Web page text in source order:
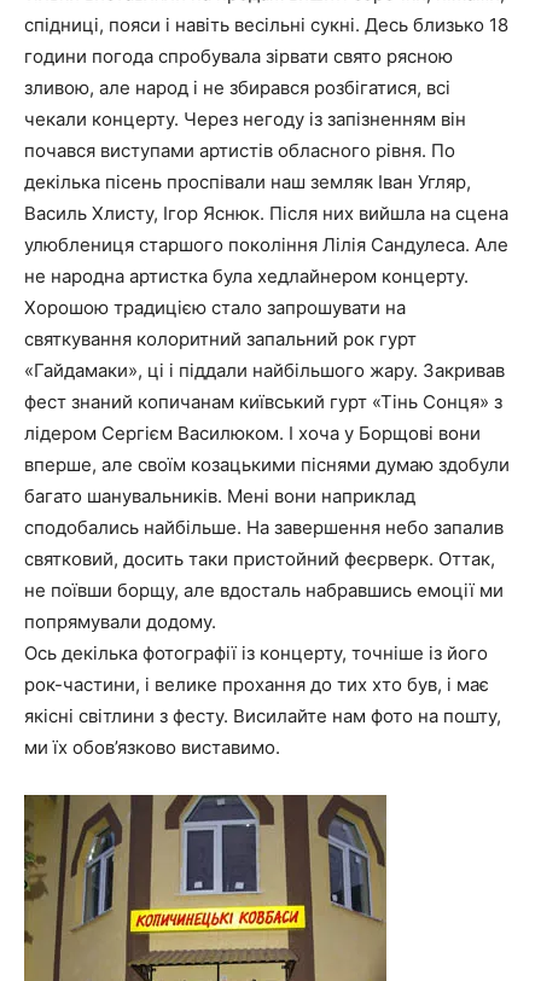
спідниці, пояси і навіть весільні сукні. Десь близько 18
години погода спробувала зірвати свято рясною
зливою, але народ і не збирався розбігатися, всі
чекали концерту. Через негоду із запізненням він
почався виступами артистів обласного рівня. По
декілька пісень проспівали наш земляк Іван Угляр,
Василь Хлисту, Ігор Яснюк. Після них вийшла на сцена
улюблениця старшого покоління Лілія Сандулеса. Але
не народна артистка була хедлайнером концерту.
Хорошою традицією стало запрошувати на
святкування колоритний запальний рок гурт
«Гайдамаки», ці і піддали найбільшого жару. Закривав
фест знаний копичанам київський гурт «Тінь Сонця» з
лідером Сергієм Василюком. І хоча у Борщові вони
вперше, але своїм козацькими піснями думаю здобули
багато шанувальників. Мені вони наприклад
сподобались найбільше. На завершення небо запалив
святковий, досить таки пристойний феєрверк. Оттак,
не поївши борщу, але вдосталь набравшись емоції ми
попрямували додому.
Ось декілька фотографії із концерту, точніше із його
рок-частини, і велике прохання до тих хто був, і має
якісні світлини з фесту. Висилайте нам фото на пошту,
ми їх обов’язково виставимо.